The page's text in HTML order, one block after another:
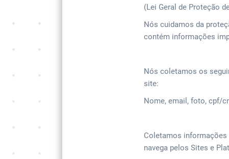
(Lei Geral de Proteção
Nós cuidamos da
contém informações
Nós coletamos os
site:
Nome, email, foto, cpf/
Coletamos informações
navega pelos Sites e